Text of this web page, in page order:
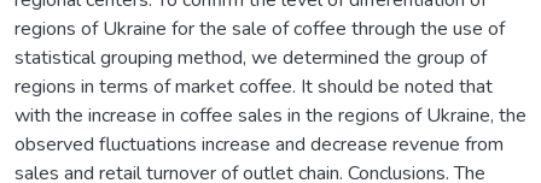
regions of Ukraine for the sale of coffee through the use of
statistical grouping method, we determined the group of
regions in terms of market coffee. It should be noted that
with the increase in coffee sales in the regions of Ukraine, the
observed fluctuations increase and decrease revenue from
sales and retail turnover of outlet chain. Conclusions. The